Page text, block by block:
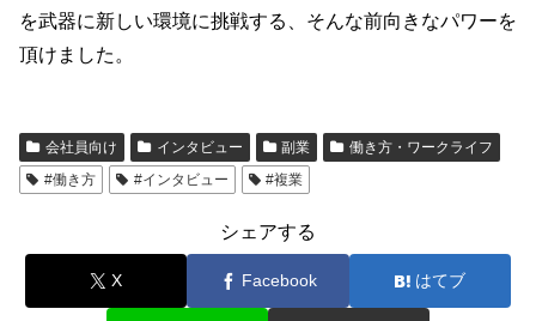
を武器に新しい環境に挑戦する、そんな前向きなパワーを
頂けました。
会社員向け インタビュー 副業
働き方・ワークライフ
#働き方
#インタビュー #複業
シェアする
X Facebook はてブ